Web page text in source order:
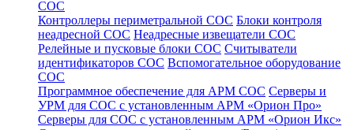
СОС
Контроллеры периметральной СОС Блоки контроля
неадресной СОС Неадресные извещатели СОС
Релейные и пусковые блоки СОС Считыватели
идентификаторов СОС Вспомогательное оборудование
СОС
Программное обеспечение для АРМ СОС Серверы и
УРМ для СОС с установленным АРМ «Орион Про»
Серверы для СОС с установленным АРМ «Орион Икс»